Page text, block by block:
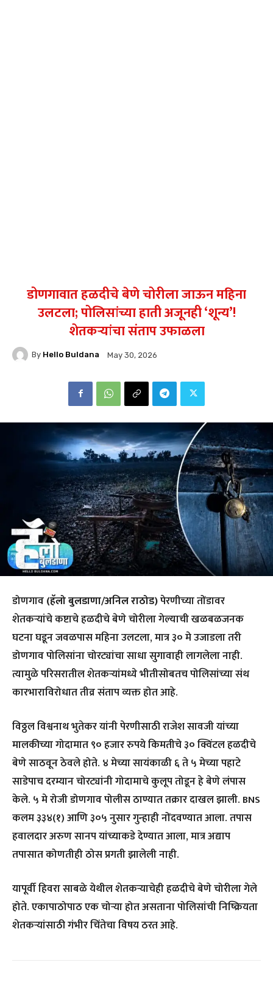
डोणगावात हळदीचे बेणे चोरीला जाऊन महिना
उलटला; पोलिसांच्या हाती अजूनही ‘शून्य’!
शेतकऱ्यांचा संताप उफाळला
By Hello Buldana May 30, 2026
डोणगाव(हॅलो बुलडाणा/अनिल राठोड)पेरणीच्या तोंडावर
शेतकऱ्यांचे कष्टाचे हळदीचे बेणे चोरीला गेल्याची खळबळजनक
घटना घडून जवळपास महिना उलटला, मात्र ३० मे उजाडला तरी
डोणगाव पोलिसांना चोरट्यांचा साधा सुगावाही लागलेला नाही.
त्यामुळे परिसरातील शेतकऱ्यांमध्ये भीतीसोबतच पोलिसांच्या संथ
कारभाराविरोधात तीव्र संताप व्यक्त होत आहे.
विठ्ठल विश्वनाथ भुतेकर यांनी पेरणीसाठी राजेश सावजी यांच्या
मालकीच्या गोदामात ९० हजार रुपये किमतीचे ३० क्विंटल हळदीचे
बेणे साठवून ठेवले होते. ४ मेच्या सायंकाळी ६ ते ५ मेच्या पहाटे
साडेपाच दरम्यान चोरट्यांनी गोदामाचे कुलूप तोडून हे बेणे लंपास
केले. ५ मे रोजी डोणगाव पोलीस ठाण्यात तक्रार दाखल झाली. BNS
कलम ३३४(१) आणि ३०५ नुसार गुन्हाही नोंदवण्यात आला. तपास
हवालदार अरुण सानप यांच्याकडे देण्यात आला, मात्र अद्याप
तपासात कोणतीही ठोस प्रगती झालेली नाही.
यापूर्वी हिवरा साबळे येथील शेतकऱ्याचेही हळदीचे बेणे चोरीला गेले
होते. एकापाठोपाठ एक चोऱ्या होत असताना पोलिसांची निष्क्रियता
शेतकऱ्यांसाठी गंभीर चिंतेचा विषय ठरत आहे.